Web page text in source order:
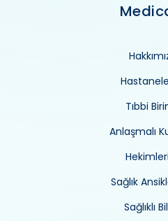
Tıbbi
Anlaşmalı
Sağlık
Sağlıklı